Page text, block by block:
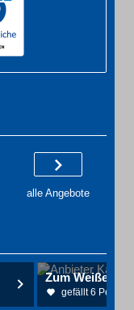
alle Angebote
Zum Weißen
gefällt 6